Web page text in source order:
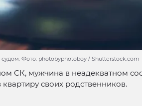
Фото: photobyphotoboy / Shutterstock.com
СК, мужчина в неадекватном
своих родственников.